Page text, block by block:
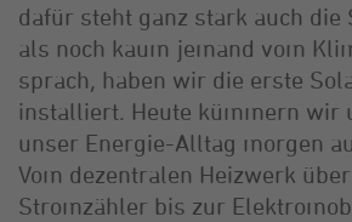
dafür steht ganz stark auch die
als noch kaum jemand vom
sprach, haben wir die erste
installiert. Heute kümmern wir
unser Energie-Alltag morgen
Vom dezentralen Heizwerk
Stromzähler bis zur